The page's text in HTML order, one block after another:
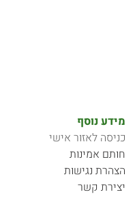
מידע נוסף
כניסה לאזור אישי
חותם אמינות
הצהרת נגישות
יצירת קשר